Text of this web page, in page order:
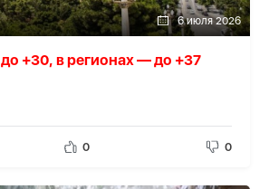
6 июля 2026
+30, в регионах — до +37
0 0